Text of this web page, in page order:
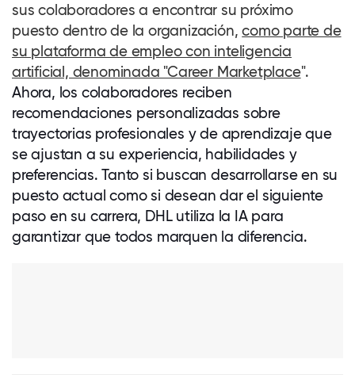
suscolaboradores a encontrar su próximo
puesto dentro de la organización,como parte de
su plataforma de empleo con inteligencia
artificial, denominada "Career Marketplace".
Ahora, los colaboradores reciben
recomendaciones personalizadas sobre
trayectorias profesionales y de aprendizaje que
se ajustan a su experiencia, habilidades y
preferencias. Tanto si buscan desarrollarse en su
puesto actual como si desean dar el siguiente
paso en su carrera, DHL utiliza la IA para
garantizar que todos marquen la diferencia.